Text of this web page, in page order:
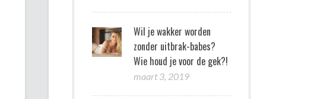
Wil je wakker worden
zonder uitbrak-babes?
Wie houd je voor de gek?!
maart 3, 2019